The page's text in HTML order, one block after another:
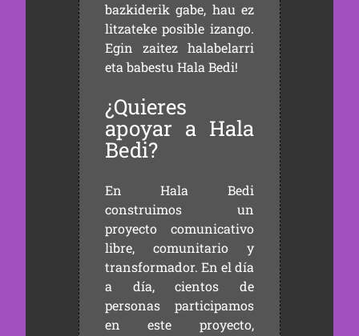
bazkiderik gabe, hau ez
litzateke posible izango.
Egin zaitez halabelarri
eta babestu Hala Bedi!
¿Quieres
apoyar a Hala
Bedi?
En Hala Bedi
construimos un
proyecto comunicativo
libre, comunitario y
transformador. En el día
a día, cientos de
personas participamos
en este proyecto,